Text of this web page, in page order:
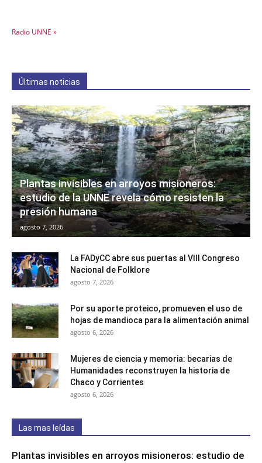
Radio UNNE »
Últimas noticias
Plantas invisibles en arroyos misioneros:
estudio de la UNNE revela cómo resisten la
presión humana
agosto 7, 2026
La FADyCC abre sus puertas al VIII Congreso
Nacional de Folklore
agosto 7, 2026
Por su aporte proteico, promueven el uso de
hojas de mandioca para la alimentación animal
agosto 6, 2026
Mujeres de ciencia y memoria: becarias de
Humanidades reconstruyen la historia de
Chaco y Corrientes
agosto 6, 2026
Las mas leídas
Plantas invisibles en arroyos misioneros: estudio de